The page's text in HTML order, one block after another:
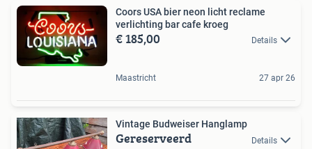
Coors USA bier neon licht reclame
verlichting bar cafe kroeg
€ 185,00 Details
Maastricht 27 apr 26
Vintage Budweiser Hanglamp
Gereserveerd Details